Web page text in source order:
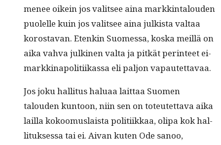
menee oikein jos val­it­see aina markkin­talouden
puolelle kuin jos val­it­see aina julk­ista val­taa
korosta­van. Etenkin Suomes­sa, kos­ka meil­lä on
aika vah­va julki­nen val­ta ja pitkät per­in­teet ei-
markki­napoli­ti­ikas­sa eli paljon vapautettavaa.
Jos joku hal­li­tus halu­aa lait­taa Suomen
talouden kun­toon, niin sen on toteutet­ta­va aika
lail­la kokoomus­laista poli­ti­ikkaa, oli­pa kok hal­
li­tuk­ses­sa tai ei. Aivan kuten Ode sanoo,